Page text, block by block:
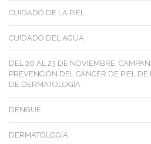
CUIDADO DE LA PIEL
CUIDADO DEL AGUA
DEL 20 AL 23 DE NOVIEMBRE:
PREVENCIÓN DEL CÁNCER DE PIEL
DE DERMATOLOGÍA
DENGUE
DERMATOLOGIA